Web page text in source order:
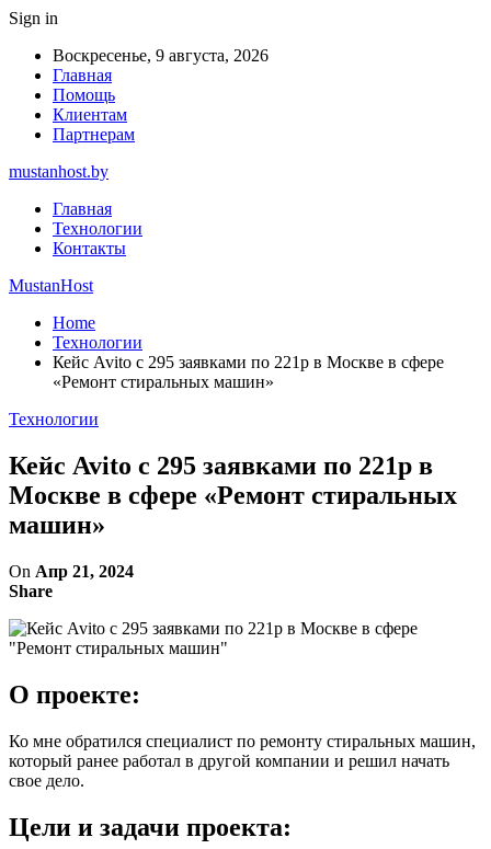
Sign in
Воскресенье, 9 августа, 2026
Главная
Помощь
Клиентам
Партнерам
mustanhost.by
Главная
Технологии
Контакты
MustanHost
Home
Технологии
Кейс Avito с 295 заявками по 221р в Москве в сфере
«Ремонт стиральных машин»
Технологии
Кейс Avito с 295 заявками по 221р в
Москве в сфере «Ремонт стиральных
машин»
On Апр 21, 2024
Share
О проекте:
Ко мне обратился специалист по ремонту стиральных машин,
который ранее работал в другой компании и решил начать
свое дело.
Цели и задачи проекта: